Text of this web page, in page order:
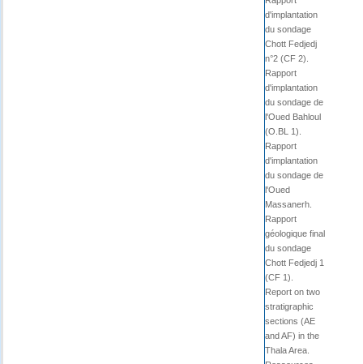
d'implantation
du sondage
Chott Fedjedj
n°2 (CF 2).
Rapport
d'implantation
du sondage de
l'Oued Bahloul
(O.BL 1).
Rapport
d'implantation
du sondage de
l'Oued
Massanerh.
Rapport
géologique final
du sondage
Chott Fedjedj 1
(CF 1).
Report on two
stratigraphic
sections (AE
and AF) in the
Thala Area.